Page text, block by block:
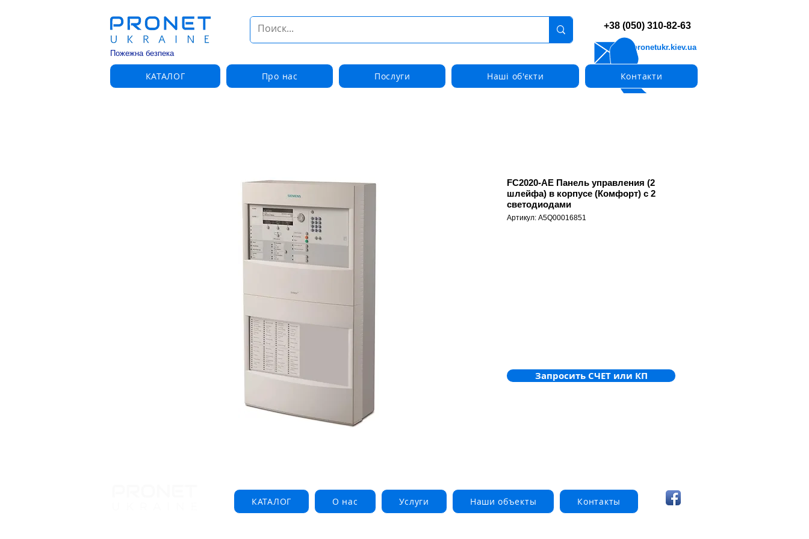
Пожежна безпека
info@pronetukr.kiev.ua
+38 (050) 310-82-63
КАТАЛОГ Про нас Послуги Наші об'єкти Контакти
FC2020-AE Панель управления (2
шлейфа) в корпусе (Комфорт) с 2
светодиодами
Артикул: A5Q00016851
Запросить СЧЕТ или КП
КАТАЛОГ О нас Услуги Наши объекты Контакты